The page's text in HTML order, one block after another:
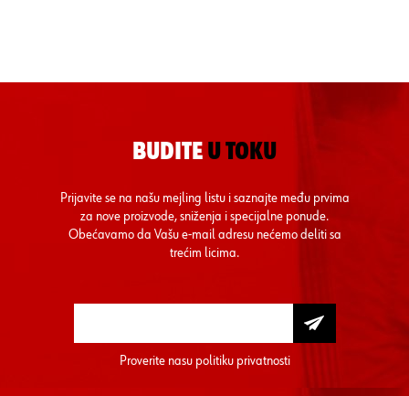
BUDITE U TOKU
Prijavite se na našu mejling listu i saznajte među prvima
za nove proizvode, sniženja i specijalne ponude.
Obećavamo da Vašu e-mail adresu nećemo deliti sa
trećim licima.
Proverite nasu politiku privatnosti